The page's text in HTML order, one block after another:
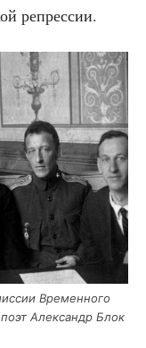
репрессии.
Вре­мен­но­го
Алек­сандр Блок